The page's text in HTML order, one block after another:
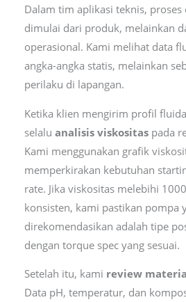
Dalam tim aplikasi teknis, proses
dimulai dari produk, melainkan
operasional. Kami melihat data
angka-angka statis, melainkan
perilaku di lapangan.
Ketika klien mengirim profil
selalu analisis viskositaspada
Kami menggunakan grafik
memperkirakan kebutuhan
rate. Jika viskositas melebihi
konsisten, kami pastikan pompa
direkomendasikan adalah tipe
dengan torque spec yang sesuai.
Setelah itu, kami review
Data pH, temperatur, dan